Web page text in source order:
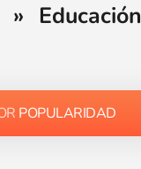
» Educación
POPULARIDAD